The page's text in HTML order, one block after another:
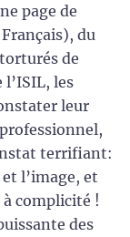
page de
du
de
l’ISIL, les
leur
terrifiant:
l’image, et
complicité !
des